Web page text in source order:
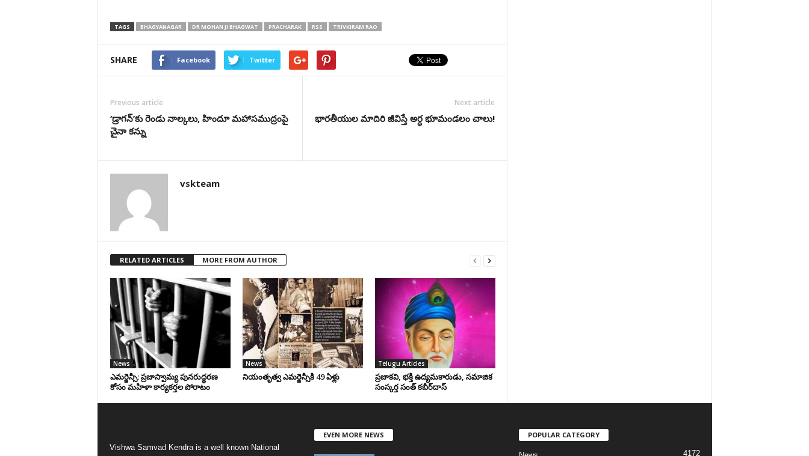
TAGS BHAGYANAGAR DR MOHAN JI BHAGWAT PRACHARAK RSS TRIVKIRAM RAO
SHARE Facebook Twitter
Previous article
‘డ్రాగన్‌’కు రెండు నాల్కలు, హిందూ మహాసముద్రంపై
చైనా కన్ను
Next article
భారతీయుల మాదిరి జీవిస్తే అర్ధ భూమండలం చాలు!
vskteam
RELATED ARTICLES MORE FROM AUTHOR
News
ఎమర్జెన్సీ: ప్రజాస్వామ్య పునరుద్ధరణ
కోసం మహిళా కార్యకర్తల పోరాటం
News
నియంతృత్వ ఎమర్జెన్సీకి 49 ఏళ్లు
Telugu Articles
ప్రజాకవి, భక్తి ఉద్యమకారుడు, సమాజిక
సంస్కర్త సంత్‌ కబీర్‌దాస్‌
Vishwa Samvad Kendra is a well known National
EVEN MORE NEWS POPULAR CATEGORY
4172